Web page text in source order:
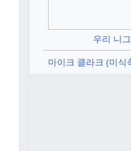
우리 니그